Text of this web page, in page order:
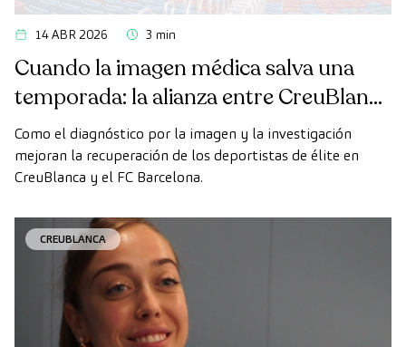
14 ABR 2026 3 min
Cuando la imagen médica salva una
temporada: la alianza entre CreuBlanca
y el FC Barcelona
Como el diagnóstico por la imagen y la investigación
mejoran la recuperación de los deportistas de élite en
CreuBlanca y el FC Barcelona.
CREUBLANCA